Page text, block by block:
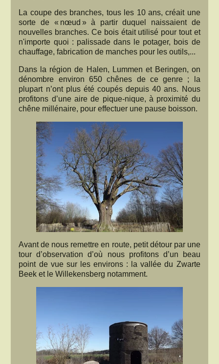
La coupe des branches, tous les 10 ans, créait une
sorte de « nœud » à partir duquel naissaient de
nouvelles branches. Ce bois était utilisé pour tout et
n'importe quoi : palissade dans le potager, bois de
chauffage, fabrication de manches pour les outils,...
Dans la région de Halen, Lummen et Beringen, on
dénombre environ 650 chênes de ce genre ; la
plupart n’ont plus été coupés depuis 40 ans. Nous
profitons d’une aire de pique-nique, à proximité du
chêne millénaire, pour effectuer une pause boisson.
Avant de nous remettre en route, petit détour par une
tour d’observation d’où nous profitons d’un beau
point de vue sur les environs : la vallée du Zwarte
Beek et le Willekensberg notamment.